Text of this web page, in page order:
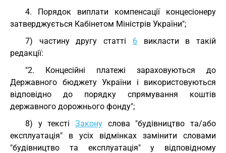
4. Порядок виплати компенсації концесіонеру
затверджується Кабінетом Міністрів України";
7) частину другу статті 6викласти в такій
редакції:
"2. Концесійні платежі зараховуються до
Державного бюджету України і використовуються
відповідно до порядку спрямування коштів
державного дорожнього фонду";
8) у тексті Закону слова "будівництво та/або
експлуатація" в усіх відмінках замінити словами
"будівництво та експлуатація" у відповідному